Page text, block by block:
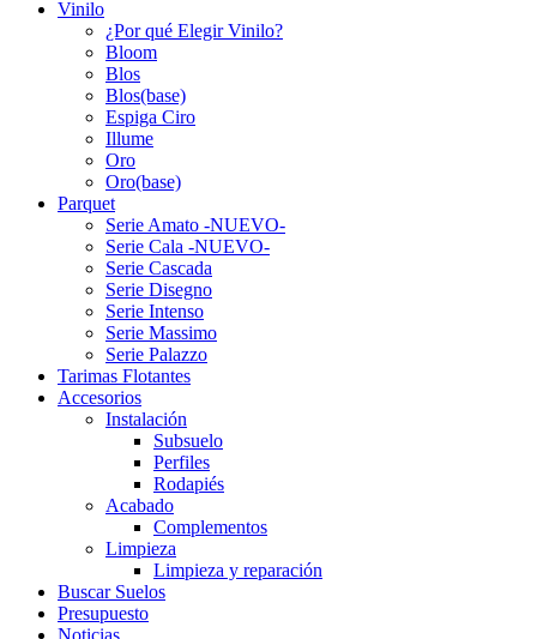
Vinilo
¿Por qué Elegir Vinilo?
Bloom
Blos
Blos(base)
Espiga Ciro
Illume
Oro
Oro(base)
Parquet
Serie Amato -NUEVO-
Serie Cala -NUEVO-
Serie Cascada
Serie Disegno
Serie Intenso
Serie Massimo
Serie Palazzo
Tarimas Flotantes
Accesorios
Instalación
Subsuelo
Perfiles
Rodapiés
Acabado
Complementos
Limpieza
Limpieza y reparación
Buscar Suelos
Presupuesto
Noticias